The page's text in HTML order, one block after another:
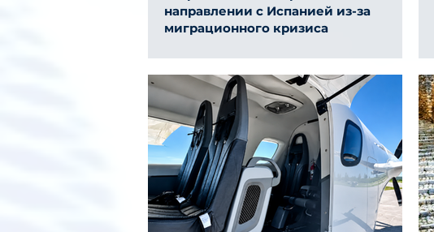
направлении с Испанией из-за
миграционного кризиса